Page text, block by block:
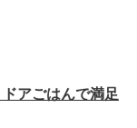
アごはんで満足